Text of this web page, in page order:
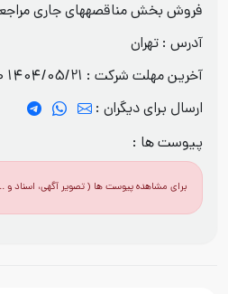
فروش بخش مناقصههای جاری
آدرس : تهران
آخرین مهلت شرکت : 1404/05/21 12:00:00
ارسال برای دیگران :
پیوست ها :
برای مشاهده پیوست ها ( تصویر آگهی، اسناد و